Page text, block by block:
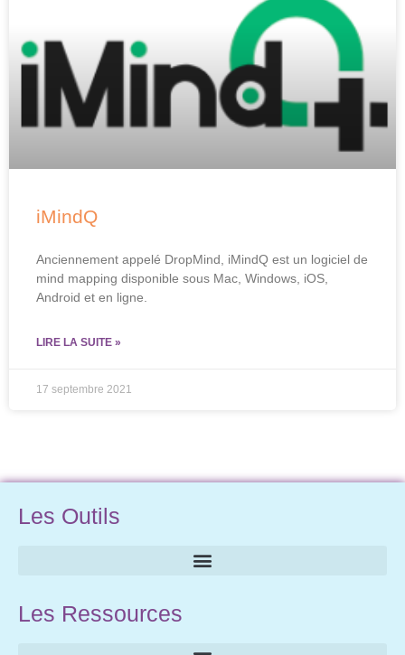
iMindQ
Anciennement appelé DropMind, iMindQ est un logiciel de
mind mapping disponible sous Mac, Windows, iOS,
Android et en ligne.
LIRE LA SUITE »
17 septembre 2021
Les Outils
Les Ressources